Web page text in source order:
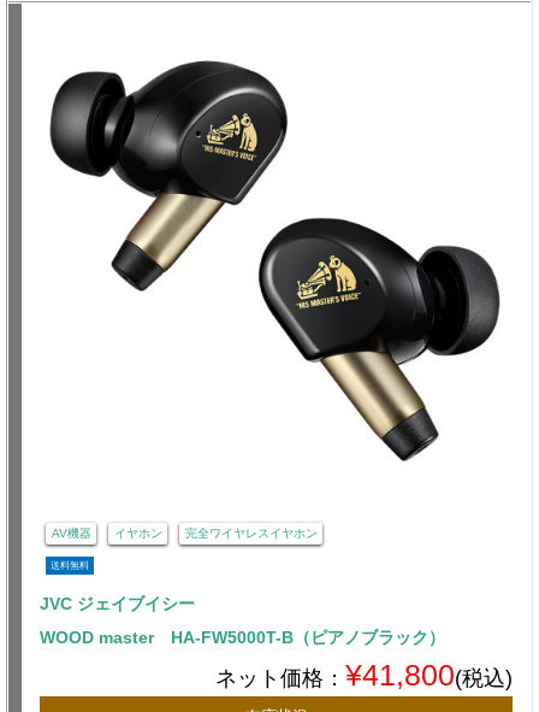
AV機器 イヤホン 完全ワイヤレスイヤホン
送料無料
JVC ジェイブイシー
WOOD master HA-FW5000T-B（ピアノブラック）
ネット価格： ¥41,800(税込)